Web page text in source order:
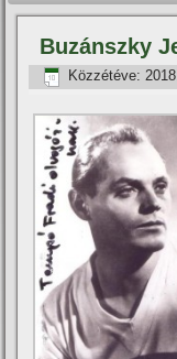
Buzánszky
Közzétéve: